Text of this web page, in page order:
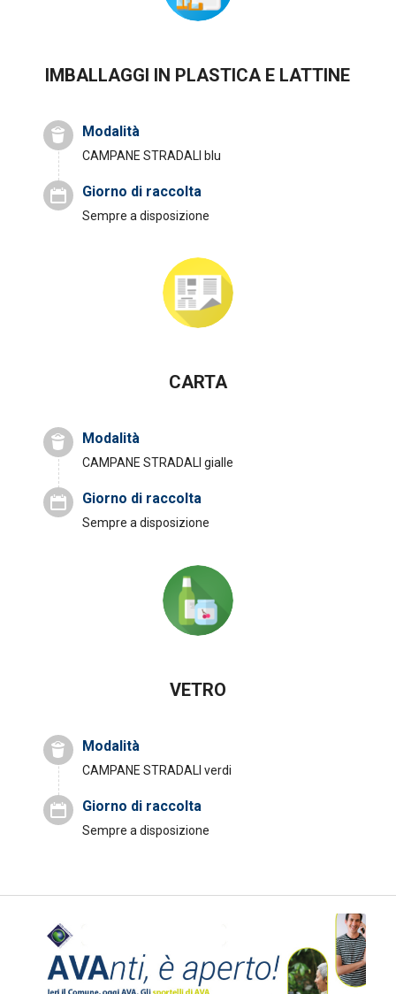
IMBALLAGGI IN PLASTICA E LATTINE
Modalità
CAMPANE STRADALI blu
Giorno di raccolta
Sempre a disposizione
CARTA
Modalità
CAMPANE STRADALI gialle
Giorno di raccolta
Sempre a disposizione
VETRO
Modalità
CAMPANE STRADALI verdi
Giorno di raccolta
Sempre a disposizione